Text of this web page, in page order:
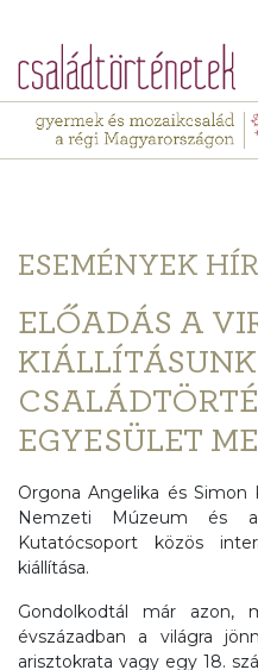
ESEMÉNYEK
ELŐADÁS A
EGYESÜLET
Orgona Angelika és Simon
Nemzeti Múzeum és a
Kutatócsoport közös
kiállítása.
Gondolkodtál már
évszázadban a világra
arisztokrata vagy egy 18.